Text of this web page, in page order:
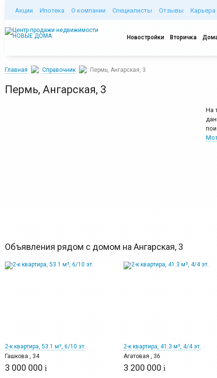
Акции Ипотека О компании Специалисты Отзывы Карьера
Новостройки Вторичка
Главная Справочник Пермь, Ангарская, 3
Пермь, Ангарская, 3
На
Объявления рядом с домом на Ангарская, 3
2-к квартира, 53.1 м², 6/10 эт.
Гашкова , 34
3 000 000 i
2-к квартира, 41.3 м², 4/4 эт.
Агатовая , 36
3 200 000 i